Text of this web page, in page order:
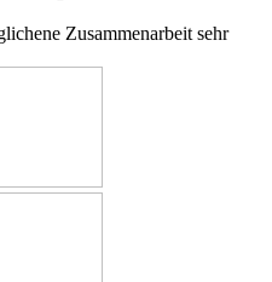
Zusammenarbeit sehr